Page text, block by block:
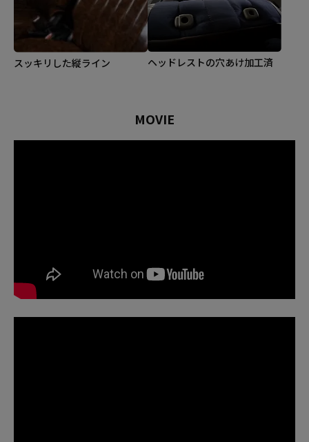
スッキリした縦ライン ヘッドレストの穴あけ加工済
MOVIE